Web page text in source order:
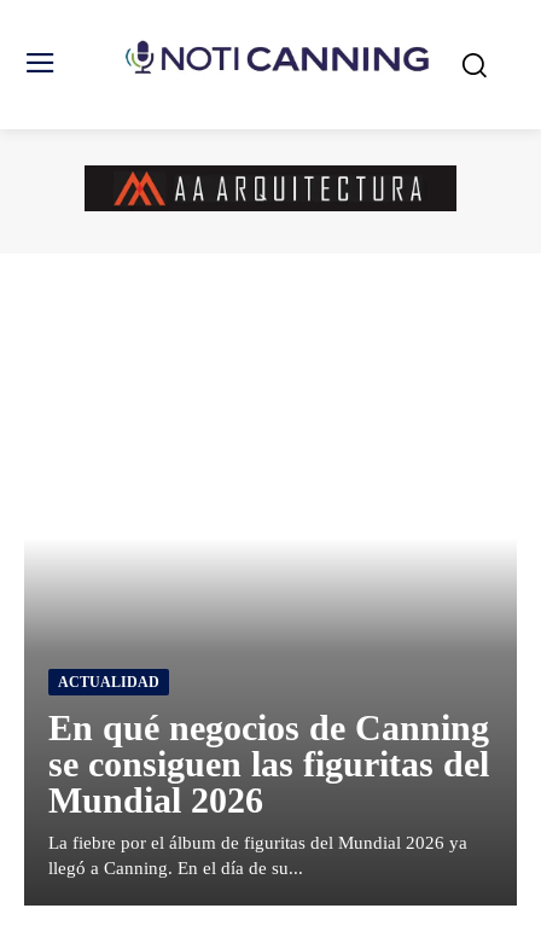
ACTUALIDAD
En qué negocios de Canning
se consiguen las figuritas del
Mundial 2026
La fiebre por el álbum de figuritas del Mundial 2026 ya
llegó a Canning. En el día de su...